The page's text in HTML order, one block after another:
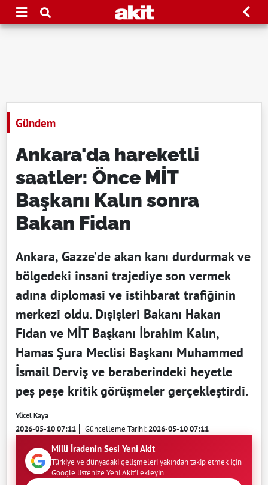
Gündem
Ankara'da hareketli
saatler: Önce MİT
Başkanı Kalın sonra
Bakan Fidan
Ankara, Gazze’de akan kanı durdurmak ve
bölgedeki insani trajediye son vermek
adına diplomasi ve istihbarat trafiğinin
merkezi oldu. Dışişleri Bakanı Hakan
Fidan ve MİT Başkanı İbrahim Kalın,
Hamas Şura Meclisi Başkanı Muhammed
İsmail Derviş ve beraberindeki heyetle
peş peşe kritik görüşmeler gerçekleştirdi.
Yücel Kaya
2026-05-10 07:11 Güncelleme Tarihi:2026-05-10 07:11
Milli İradenin Sesi Yeni Akit
Türkiye ve dünyadaki gelişmeleri yakından takip etmek için
Google listenize Yeni Akit'i ekleyin.